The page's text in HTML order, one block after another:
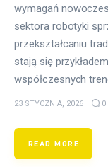
wymagań
sektora robotyki
przekształcaniu
stają się
współczesnych
23 STYCZNIA, 2026 0
READ MORE